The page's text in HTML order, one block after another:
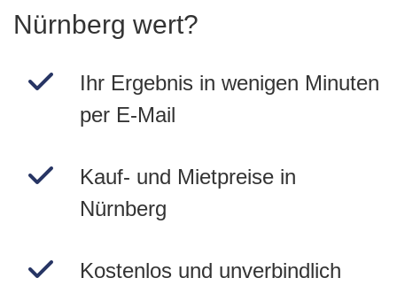
Nürnberg wert?
Ihr Ergebnis in wenigen Minuten
per E-Mail
Kauf- und Mietpreise in
Nürnberg
Kostenlos und unverbindlich